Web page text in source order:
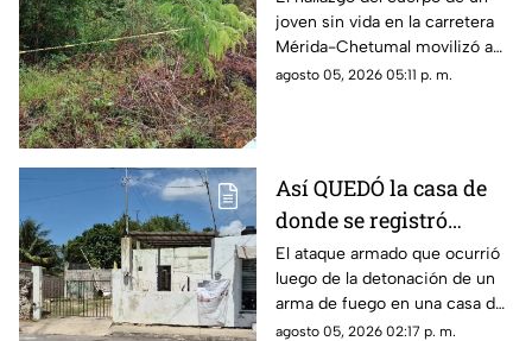
automovilistas
joven sin vida en la carretera
Mérida-Chetumal movilizó a
las autoridades durante este
agosto 05, 2026 05:11 p. m.
Así QUEDÓ la casa de
donde se registró
anoche ocurrió un
ATAQUE ARM4DO y
hombre bal3ado
El ataque armado que ocurrió
luego de la detonación de un
arma de fuego en una casa de
la colonia Mercedes Barrera,
agosto 05, 2026 02:17 p. m.